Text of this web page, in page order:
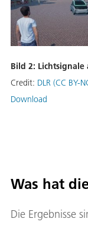
Bild 2: Lichtsignale
Credit: DLR (CC BY-
Download
Was hat
Die Ergebnisse